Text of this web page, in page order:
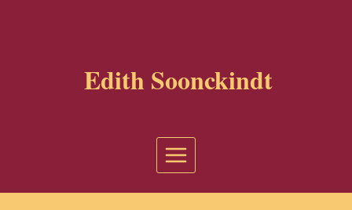
Edith Soonckindt